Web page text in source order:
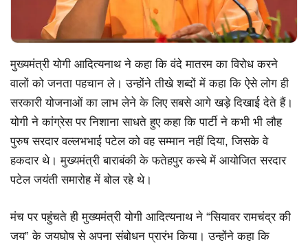
मुख्यमंत्री योगी आदित्यनाथ ने कहा कि वंदे मातरम का विरोध करने
वालों को जनता पहचान ले। उन्होंने तीखे शब्दों में कहा कि ऐसे लोग ही
सरकारी योजनाओं का लाभ लेने के लिए सबसे आगे खड़े दिखाई देते हैं।
योगी ने कांग्रेस पर निशाना साधते हुए कहा कि पार्टी ने कभी भी लौह
पुरुष सरदार वल्लभभाई पटेल को वह सम्मान नहीं दिया, जिसके वे
हकदार थे। मुख्यमंत्री बाराबंकी के फतेहपुर कस्बे में आयोजित सरदार
पटेल जयंती समारोह में बोल रहे थे।
मंच पर पहुंचते ही मुख्यमंत्री योगी आदित्यनाथ ने “सियावर रामचंद्र की
जय” के जयघोष से अपना संबोधन प्रारंभ किया। उन्होंने कहा कि